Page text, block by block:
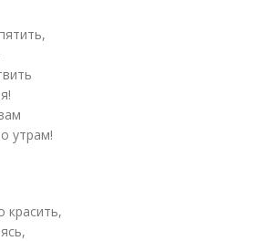
утрам!
красить,